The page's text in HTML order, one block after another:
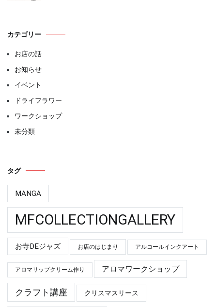
カテゴリー
お店の話
お知らせ
イベント
ドライフラワー
ワークショップ
未分類
タグ
MANGA
MFCOLLECTIONGALLERY
お寺DEジャズ お店のはじまり アルコールインクアート
アロマリップクリーム作り アロマワークショップ
クラフト講座 クリスマスリース